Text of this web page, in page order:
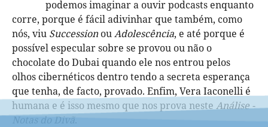
podemos imaginar a ouvir podcasts enquanto
corre, porque é fácil adivinhar que também, como
nós, viu SuccessionouAdolescência, e até porque é
possível especular sobre se provou ou não o
chocolate do Dubai quando ele nos entrou pelos
olhos cibernéticos dentro tendo a secreta esperança
que tenha, de facto, provado. Enfim, Vera Iaconelli é
humana e é isso mesmo que nos prova neste Análise -
Notas do Divã.